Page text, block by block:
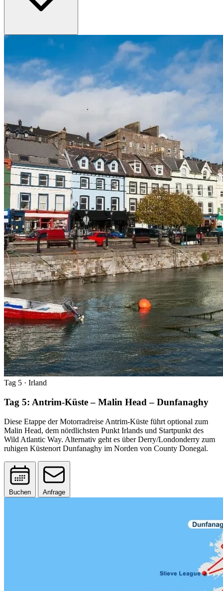
Tag 5 · Irland
Tag 5: Antrim-Küste – Malin Head – Dunfanaghy
Diese Etappe der Motorradreise Antrim-Küste führt optional zum
Malin Head, dem nördlichsten Punkt Irlands und Startpunkt des
Wild Atlantic Way. Alternativ geht es über Derry/Londonderry zum
ruhigen Küstenort Dunfanaghy im Norden von County Donegal.
Buchen Anfrage